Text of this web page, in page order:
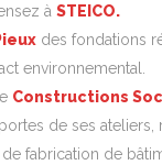
à STEICO.
des fondations
environnemental.
Constructions
de ses ateliers,
de fabrication de